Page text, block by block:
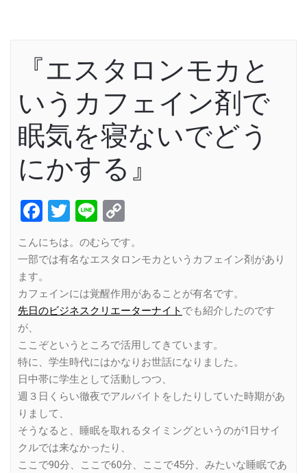
『エスタロンモカと
いうカフェイン剤で
眠気を寝ないでどう
にかする』
Facebook
Twitter
Line
Link
こんにちは。のむらです。
一部では有名なエスタロンモカというカフェイン剤があり
ます。
カフェインには覚醒作用があることが有名です。
先日のビジネスクリエーターナイト でも紹介したのです
が、
ここぞというところで活用してきています。
特に、学生時代にはかなりお世話になりました。
日中帯に学生として活動しつつ、
週３日くらい徹夜でアルバイトをしたりしていた時期があ
りまして、
そうなると、睡眠を取れるタイミングというのが1日サイ
クルでは来なかったり、
ここで90分、ここで60分、ここで45分、みたいな睡眠であ